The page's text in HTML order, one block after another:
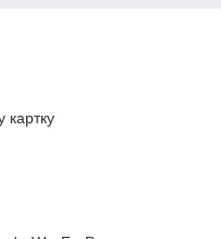
картку